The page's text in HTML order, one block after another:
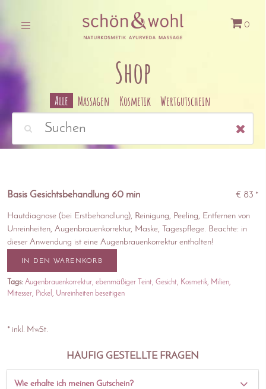
0
Shop
Alle Massagen Kosmetik Wertgutschein
Basis Gesichtsbehandlung 60 min € 83 *
Hautdiagnose (bei Erstbehandlung), Reinigung, Peeling, Entfernen von
Unreinheiten, Augenbrauenkorrektur, Maske, Tagespflege. Beachte: in
dieser Anwendung ist eine Augenbrauenkorrektur enthalten!
IN DEN WARENKORB
Tags: Augenbrauenkorrektur ebenmäßiger Teint Gesicht Kosmetik
Milien
Mitesser
Pickel Unreinheiten beseitigen
* inkl. MwSt.
HÄUFIG GESTELLTE FRAGEN
Wie erhalte ich meinen Gutschein?